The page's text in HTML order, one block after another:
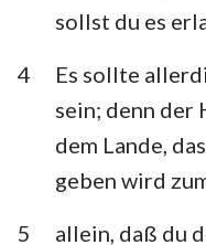
Micha
Habakuk
Haggai
Maleachi
sollst du es
4
Es sollte
sein; denn der
dem Lande,
geben wird
5
allein, daß du